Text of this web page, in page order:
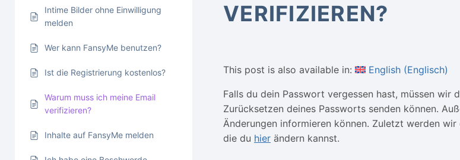
Intime Bilder ohne Einwilligung
melden
Wer kann FansyMe benutzen?
Ist die Registrierung kostenlos?
Warum muss ich meine Email
verifizieren?
Inhalte auf FansyMe melden
VERIFIZIEREN?
This post is also available in: English(Englisch)
Falls du dein Passwort vergessen hast, müssen wir
Zurücksetzen deines Passworts senden können.
Änderungen informieren können. Zuletzt werden
die du hierändern kannst.